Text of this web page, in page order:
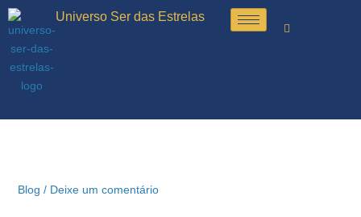
para
conteúdo
Universo Ser das Estrelas
Blog / Deixe um comentário